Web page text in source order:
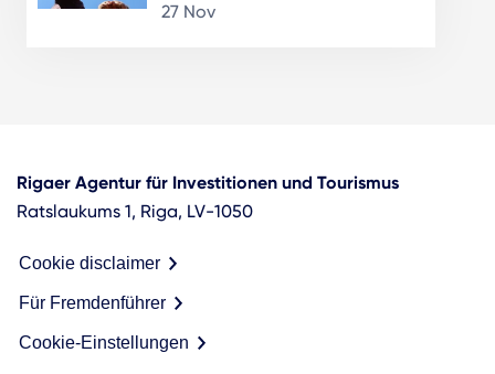
27 Nov
Rigaer Agentur für Investitionen und Tourismus
Ratslaukums 1, Riga, LV-1050
Cookie disclaimer
Für Fremdenführer
Cookie-Einstellungen